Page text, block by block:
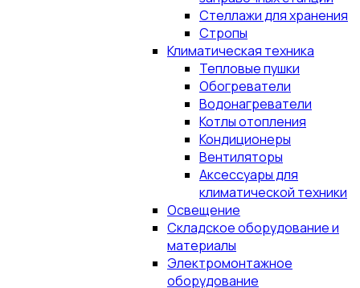
Стеллажи для хранения
Стропы
Климатическая техника
Тепловые пушки
Обогреватели
Водонагреватели
Котлы отопления
Кондиционеры
Вентиляторы
Аксессуары для
климатической техники
Освещение
Складское оборудование и
материалы
Электромонтажное
оборудование